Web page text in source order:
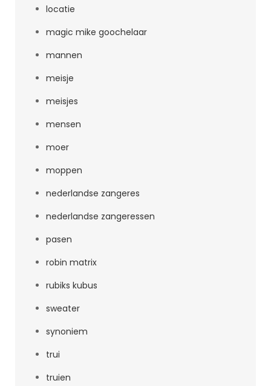
locatie
magic mike goochelaar
mannen
meisje
meisjes
mensen
moer
moppen
nederlandse zangeres
nederlandse zangeressen
pasen
robin matrix
rubiks kubus
sweater
synoniem
trui
truien